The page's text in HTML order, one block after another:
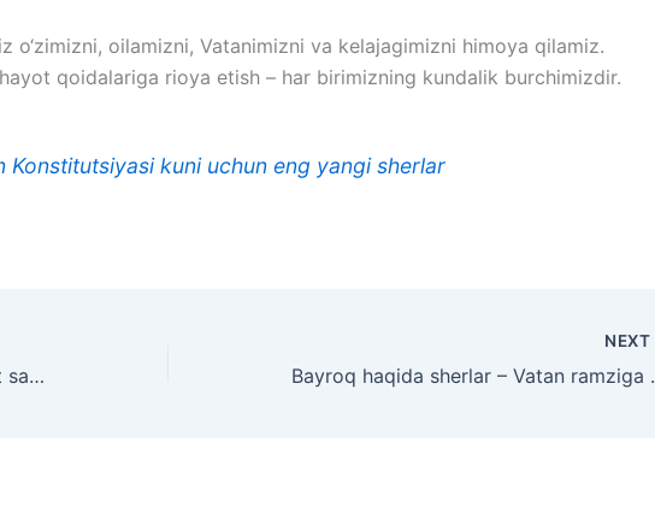
o‘zimizni, oilamizni, Vatanimizni va kelajagimizni himoya qilamiz.
qoidalariga rioya etish – har birimizning kundalik burchimizdir.
Konstitutsiyasi kuni uchun eng yangi sherlar
Ingliz tili 5-11-sinf uchun 1-CHSB test savol javoblari original
NEXT
Bayroq